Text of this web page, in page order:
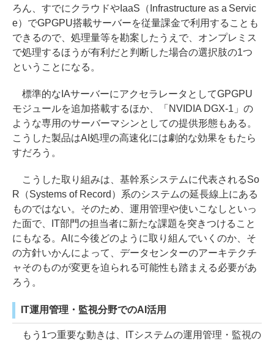
ろん、すでにクラウドやIaaS（Infrastructure as a Servic
e）でGPGPU搭載サーバーを従量課金で利用することも
できるので、処理量等を勘案したうえで、オンプレミス
で処理するほうが有利だと判断した場合の選択肢の1つ
ということになる。
標準的なIAサーバーにアクセラレータとしてGPGPU
モジュールを追加搭載するほか、「NVIDIA DGX-1」の
ような専用のサーバーマシンとしての提供形態もある。
こうした製品はAI処理の高速化には劇的な効果をもたら
すだろう。
こうした取り組みは、基幹系システムに代表されるSo
R（Systems of Record）系のシステムの延長線上にある
ものではない。そのため、運用管理や使いこなしといっ
た面で、IT部門の担当者に新たな課題を突きつけること
にもなる。AIに今後どのように取り組んでいくのか、そ
の方針いかんによって、データセンターのアーキテクチ
ャそのものが変更を迫られる可能性も踏まえる必要があ
ろう。
IT運用管理・監視分野でのAI活用
もう1つ重要な動きは、ITシステムの運用管理・監視の